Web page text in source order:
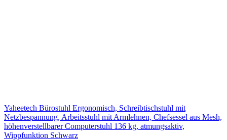
Yaheetech Bürostuhl Ergonomisch, Schreibtischstuhl mit
Netzbespannung, Arbeitsstuhl mit Armlehnen, Chefsessel aus Mesh,
höhenverstellbarer Computerstuhl 136 kg, atmungsaktiv,
Wippfunktion Schwarz